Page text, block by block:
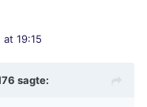
19:15
sagte: